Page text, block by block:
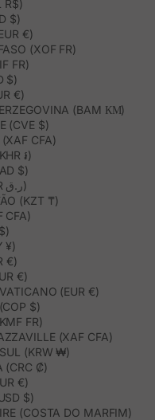
em Espanha:
inspirado nas últimas
um toque exclusivo que
Os nossos
por uma estética moderna
estilos, desde os
vanguardistas.
sofisticado e moderno
reflete a
e conforto. Com uma
vão desde o serraje até ao
adaptar às tendências
que nos caracteriza
a corrente nacarada, ou
os nossos modelos foram
versatilidade!
et moi, o calçado
e conforto
moi são a opção perfeita
elegância, conforto e
em Espanha
ao longo do dia, seja
ocasiões especiais.
mocassins planos até
o modelo perfeito para
R$)
$)
€)
(XOF FR)
FR)
$)
€)
(BAM КМ)
(CVE $)
CFA)
៛)
$)
CATAR (QAR ر.ق)
(KZT ₸)
CFA)
¥)
€)
€)
(EUR €)
$)
FR)
(XAF CFA)
(KRW ₩)
(CRC ₡)
€)
$)
(COSTA DO MARFIM)